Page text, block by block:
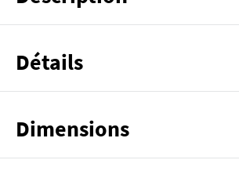
Détails
Dimensions